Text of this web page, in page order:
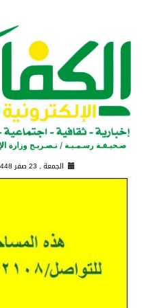
الجمعة , 23 صفر 1448 هـ ,